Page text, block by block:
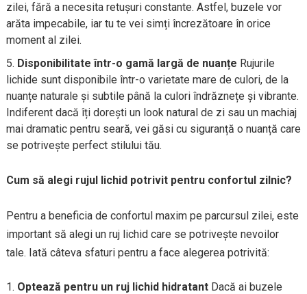
zilei, fără a necesita retușuri constante. Astfel, buzele vor
arăta impecabile, iar tu te vei simți încrezătoare în orice
moment al zilei.
Disponibilitate într-o gamă largă de nuanțe Rujurile
lichide sunt disponibile într-o varietate mare de culori, de la
nuanțe naturale și subtile până la culori îndrăznețe și vibrante.
Indiferent dacă îți dorești un look natural de zi sau un machiaj
mai dramatic pentru seară, vei găsi cu siguranță o nuanță care
se potrivește perfect stilului tău.
Cum să alegi rujul lichid potrivit pentru confortul zilnic?
Pentru a beneficia de confortul maxim pe parcursul zilei, este
important să alegi un ruj lichid care se potrivește nevoilor
tale. Iată câteva sfaturi pentru a face alegerea potrivită:
Optează pentru un ruj lichid hidratantDacă ai buzele